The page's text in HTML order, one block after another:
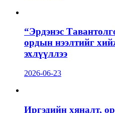
“Эрдэнэс
ордын нээлтийг
эхлүүллээ
2026-06-23
Иргэдийн хяналт,